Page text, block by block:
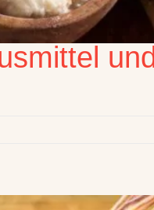
und